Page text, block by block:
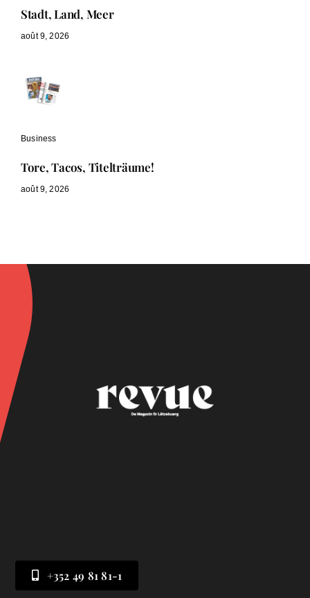
Stadt, Land, Meer
août 9, 2026
Business
Tore, Tacos, Titelträume!
août 9, 2026
+352 49 81 81-1